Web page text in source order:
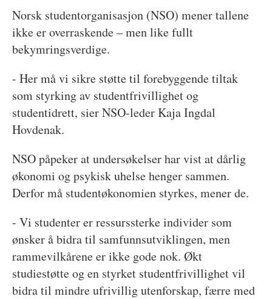
Norsk studentorganisasjon (NSO) mener tallene
ikke er overraskende – men like fullt
bekymringsverdige.
- Her må vi sikre støtte til forebyggende tiltak
som styrking av studentfrivillighet og
studentidrett, sier NSO-leder Kaja Ingdal
Hovdenak.
NSO påpeker at undersøkelser har vist at dårlig
økonomi og psykisk uhelse henger sammen.
Derfor må studentøkonomien styrkes, mener de.
- Vi studenter er ressurssterke individer som
ønsker å bidra til samfunnsutviklingen, men
rammevilkårene er ikke gode nok. Økt
studiestøtte og en styrket studentfrivillighet vil
bidra til mindre ufrivillig utenforskap, færre med